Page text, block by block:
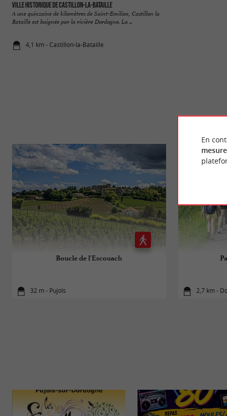
Ville historique de Castillon-la-Bataille
A une quinzaine de kilomètres de Saint-Emilion, Castillon la
Bataille est baignée par la rivière Dordogne. La ...
4,1 km - Castillon-la-Bataille
Boucle de l'Escouach
32 m - Pujols 2,7 km -
En